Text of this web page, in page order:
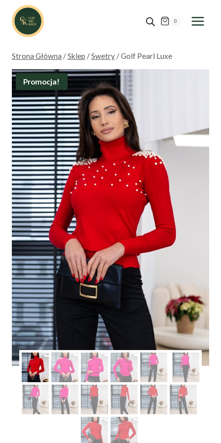
Przejdź
treści
0
Strona Główna /Sklep /Swetry /Golf Pearl Luxe
Promocja!